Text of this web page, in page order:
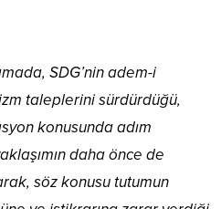
SDG’nin adem-i
taleplerini sürdürdüğü,
konusunda adım
daha önce de
söz konusu tutumun